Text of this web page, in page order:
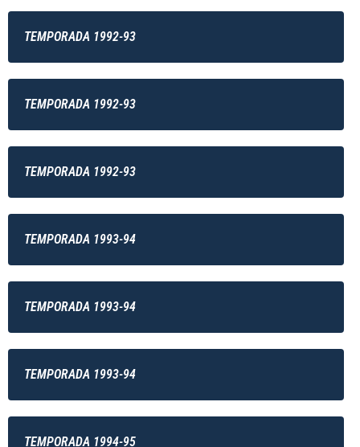
TEMPORADA 1992-93
TEMPORADA 1992-93
TEMPORADA 1992-93
TEMPORADA 1993-94
TEMPORADA 1993-94
TEMPORADA 1993-94
TEMPORADA 1994-95